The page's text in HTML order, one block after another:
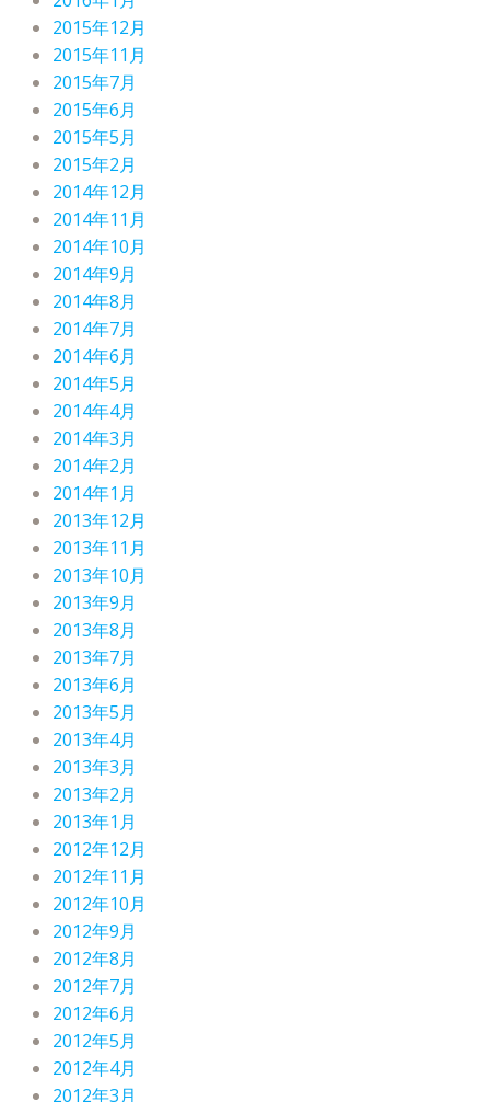
2015年12月
2015年11月
2015年7月
2015年6月
2015年5月
2015年2月
2014年12月
2014年11月
2014年10月
2014年9月
2014年8月
2014年7月
2014年6月
2014年5月
2014年4月
2014年3月
2014年2月
2014年1月
2013年12月
2013年11月
2013年10月
2013年9月
2013年8月
2013年7月
2013年6月
2013年5月
2013年4月
2013年3月
2013年2月
2013年1月
2012年12月
2012年11月
2012年10月
2012年9月
2012年8月
2012年7月
2012年6月
2012年5月
2012年4月
2012年3月